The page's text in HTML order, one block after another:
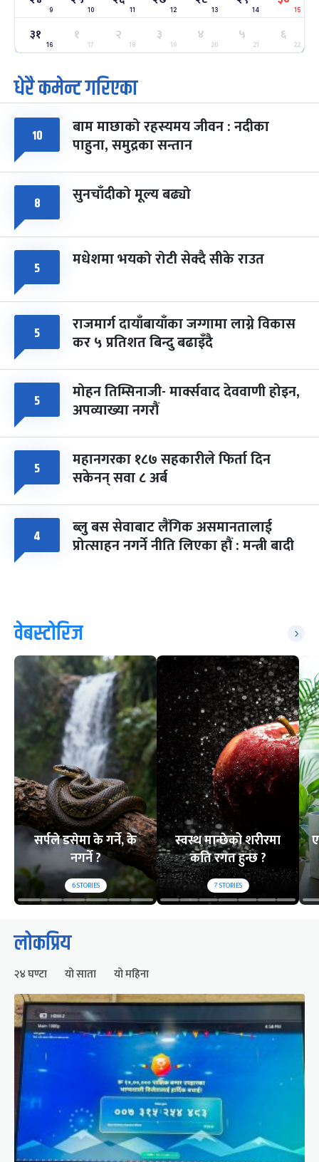
२५
मंगल
ग्याल्पो ल्होसार
फाल्गुन २५, २०८३ Mar 9, 2027
७ महिना बाँकी
७
आइत
पूर्णिमा व्रत
चैत्र ७, २०८३-Mar 21, 2027
८ फागुपूर्णिमा
चैत्र ८, २०८३-Mar 22, 2027
७ महिना बाँकी
9 10 11 12 13 14 15
३१
16
१
17
२
18
३
19
४
20
५
21
६
22
धेरै कमेन्ट गरिएका
१० बाम माछाको रहस्यमय जीवन : नदीका
पाहुना, समुद्रका सन्तान
८ सुनचाँदीको मूल्य बढ्यो
५ मधेशमा भयको रोटी सेक्दै सीके राउत
५ राजमार्ग दायाँबायाँका जग्गामा लाग्ने विकास
कर ५ प्रतिशत बिन्दु बढाइँदै
५ मोहन तिम्सिनाजी- मार्क्सवाद देववाणी होइन,
अपव्याख्या नगरौं
५ महानगरका १८७ सहकारीले फिर्ता दिन
सकेनन् सवा ८ अर्ब
४ ब्लु बस सेवाबाट लैंगिक असमानतालाई
प्रोत्साहन नगर्ने नीति लिएका हौं : मन्त्री बादी
वेबस्टोरिज
सर्पले डसेमा के गर्ने, के
नगर्ने ?
6STORIES
स्वस्थ मान्छेको शरीरमा
कति रगत हुन्छ ?
7STORIES
लोकप्रिय
२४ घण्टा यो साता यो महिना